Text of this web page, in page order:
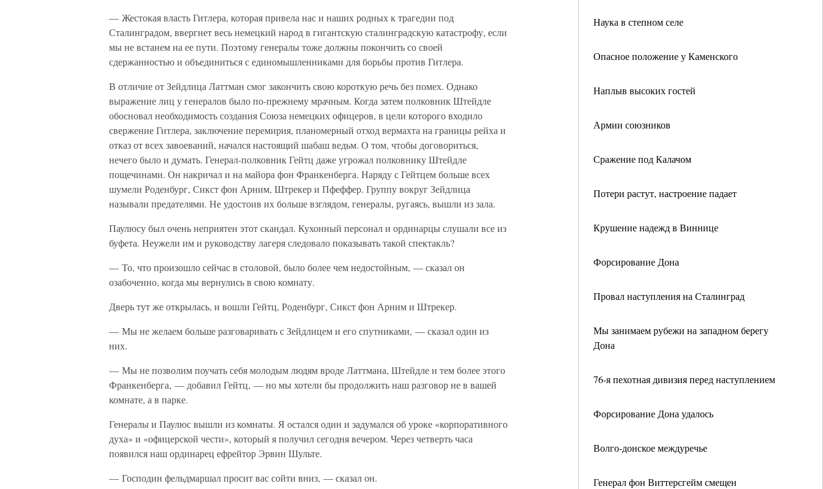
Наука в степном селе
Опасное положение у Каменского
Наплыв высоких гостей
Армии союзников
Сражение под Калачом
Потери растут, настроение падает
Крушение надежд в Виннице
Форсирование Дона
Провал наступления на Сталинград
Мы занимаем рубежи на западном берегу
Дона
76-я пехотная дивизия перед наступлением
Форсирование Дона удалось
Волго-донское междуречье
Генерал фон Виттерсгейм смещен
— Жестокая власть Гитлера, которая привела нас и наших родных к трагедии под
Сталинградом, ввергнет весь немецкий народ в гигантскую сталинградскую катастрофу, если
мы не встанем на ее пути. Поэтому генералы тоже должны покончить со своей
сдержанностью и объединиться с единомышленниками для борьбы против Гитлера.
В отличие от Зейдлица Латтман смог закончить свою короткую речь без помех. Однако
выражение лиц у генералов было по-прежнему мрачным. Когда затем полковник Штейдле
обосновал необходимость создания Союза немецких офицеров, в цели которого входило
свержение Гитлера, заключение перемирия, планомерный отход вермахта на границы рейха и
отказ от всех завоеваний, начался настоящий шабаш ведьм. О том, чтобы договориться,
нечего было и думать. Генерал-полковник Гейтц даже угрожал полковнику Штейдле
пощечинами. Он накричал и на майора фон Франкенберга. Наряду с Гейтцем больше всех
шумели Роденбург, Сикст фон Арним, Штрекер и Пфеффер. Группу вокруг Зейдлица
называли предателями. Не удостоив их больше взглядом, генералы, ругаясь, вышли из зала.
Паулюсу был очень неприятен этот скандал. Кухонный персонал и ординарцы слушали все из
буфета. Неужели им и руководству лагеря следовало показывать такой спектакль?
— То, что произошло сейчас в столовой, было более чем недостойным, — сказал он
озабоченно, когда мы вернулись в свою комнату.
Дверь тут же открылась, и вошли Гейтц, Роденбург, Сикст фон Арним и Штрекер.
— Мы не желаем больше разговаривать с Зейдлицем и его спутниками, — сказал один из
них.
— Мы не позволим поучать себя молодым людям вроде Латтмана, Штейдле и тем более этого
Франкенберга, — добавил Гейтц, — но мы хотели бы продолжить наш разговор не в вашей
комнате, а в парке.
Генералы и Паулюс вышли из комнаты. Я остался один и задумался об уроке «корпоративного
духа» и «офицерской чести», который я получил сегодня вечером. Через четверть часа
появился наш ординарец ефрейтор Эрвин Шульте.
— Господин фельдмаршал просит вас сойти вниз, — сказал он.